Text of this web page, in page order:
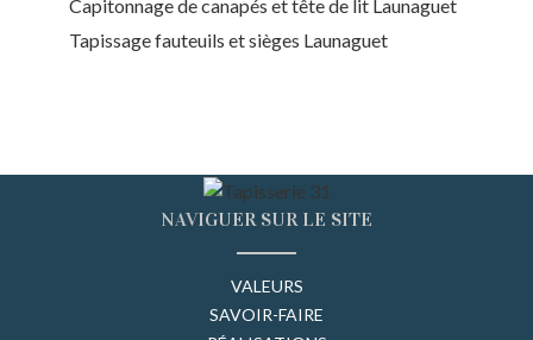
Capitonnage de canapés et tête de lit Launaguet
Tapissage fauteuils et sièges Launaguet
NAVIGUER SUR LE SITE
VALEURS
SAVOIR-FAIRE